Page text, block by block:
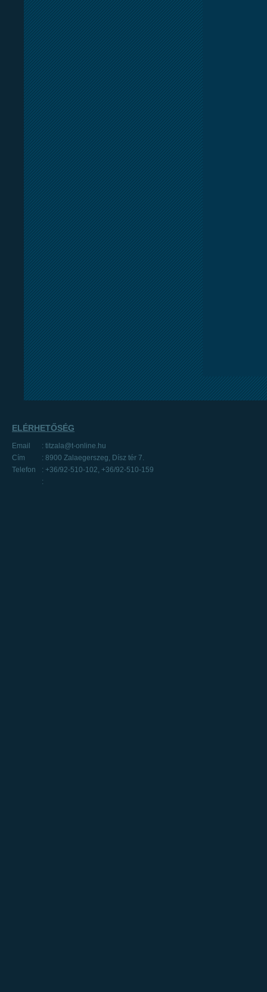
ELÉRHETŐSÉG
Email
: titzala@t-online.hu
Cím
: 8900 Zalaegerszeg, Dísz tér 7.
Telefon
: +36/92-510-102, +36/92-510-159
: